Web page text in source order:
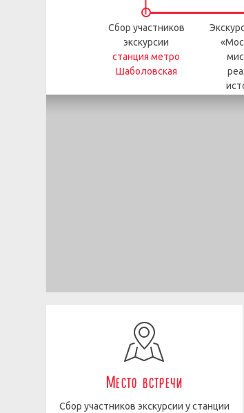
Сбор участников
экскурсии
станция метро
Шаболовская
Место встречи
Сбор участников экскурсии у станции